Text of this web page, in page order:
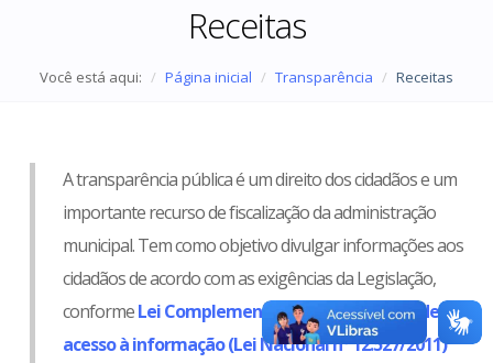
Receitas
Você está aqui: Página inicial Transparência Receitas
A transparência pública é um direito dos cidadãos e um
importante recurso de fiscalização da administração
municipal. Tem como objetivo divulgar informações aos
cidadãos de acordo com as exigências da Legislação,
conformeLei Complementar nº 131/2009eLei de
acesso à informação (Lei Nacional nº 12.527/2011)